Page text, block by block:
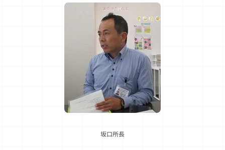
坂口所長